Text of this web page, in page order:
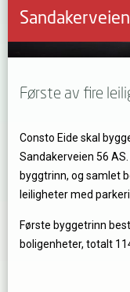
Første av fire
Consto Eide skal
Sandakerveien 56
byggtrinn, og samlet
leiligheter med
Første byggetrinn
boligenheter, totalt